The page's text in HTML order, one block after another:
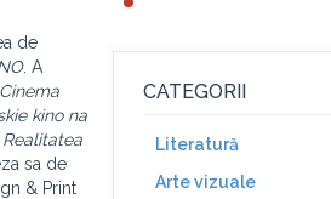
de
. A
kino na
Realitatea
sa de
& Print
CATEGORII
Literatură
Arte vizuale